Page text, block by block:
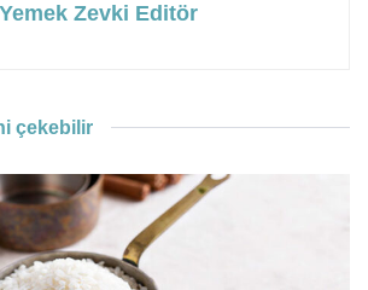
Yemek Zevki Editör
çekebilir